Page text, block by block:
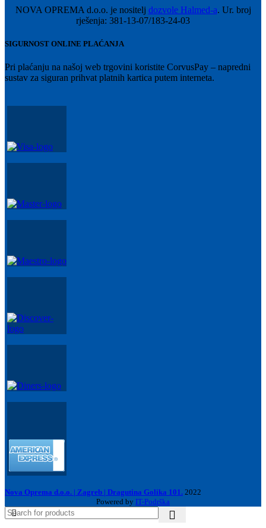
NOVA OPREMA d.o.o. je nositelj dozvole Halmed-a. Ur. broj
rješenja: 381-13-07/183-24-03
SIGURNOST ONLINE PLAĆANJA
Pri plaćanju na našoj web trgovini koristite CorvusPay – napredni
sustav za siguran prihvat platnih kartica putem interneta.
Nova Oprema d.o.o. | Zagreb | Dragutina Golika 101. 2022
Powered by IT-Podrška